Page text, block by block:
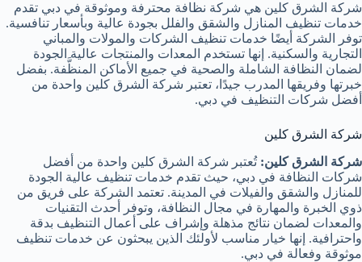
شركة الشرق كلين هي شركة نظافة محترفة وموثوقة في دبي تقدم
خدمات تنظيف المنازل والشقق والفلل بجودة عالية وبأسعار تنافسية.
توفر الشركة أيضًا خدمات تنظيف الشركات والمولات والمباني
التجارية والسكنية. إنها تستخدم المعدات والمنتجات عالية الجودة
لضمان النظافة الشاملة والصحية في جميع الأماكن المنظَّفة. بفضل
خبرتها وفريقها المدرب جيدًا، تعتبر شركة الشرق كلين واحدة من
أفضل شركات التنظيف في دبي.
شركة الشرق كلين
شركة الشرق كلين: تُعتبر شركة الشرق كلين واحدة من أفضل
شركات النظافة في دبي، حيث تقدم خدمات تنظيف عالية الجودة
للمنازل والشقق والفيلات في المدينة. تعتمد الشركة على فريق من
ذوي الخبرة والمهارة في مجال النظافة، وتوفر أحدث التقنيات
والمعدات لضمان نتائج مذهلة وإشراف على أعمال التنظيف بدقة
واحترافية. إنها خيار مناسب لأولئك الذين يبحثون عن خدمات تنظيف
موثوقة وفعالة في دبي.